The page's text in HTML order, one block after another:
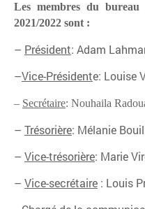
Les membres du
2021/2022 sont :
– Président: Adam
–Vice-Présidente: Louise
– Secrétaire: Nouhaila
– Trésorière: Mélanie
– Vice-trésorière: Marie
– Vice-secrétaire : Louis